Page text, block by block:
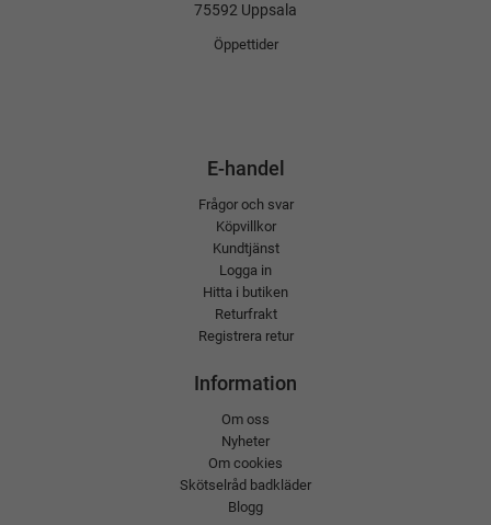
75592 Uppsala
Öppettider
E-handel
Frågor och svar
Köpvillkor
Kundtjänst
Logga in
Hitta i butiken
Returfrakt
Registrera retur
Information
Om oss
Nyheter
Om cookies
Skötselråd badkläder
Blogg